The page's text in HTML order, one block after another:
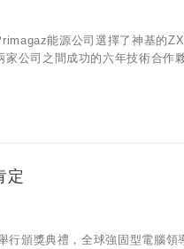
能源公司選擇了神基的
公司之間成功的六年技術合
定
頒獎典禮，全球強固型電腦